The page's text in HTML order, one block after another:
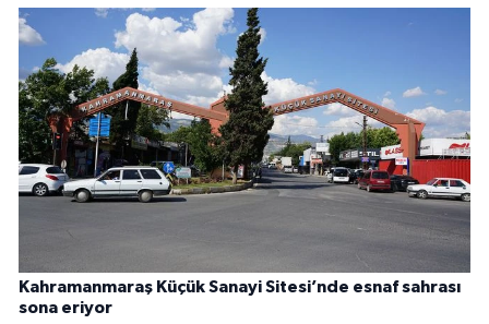
Kahramanmaraş Küçük Sanayi Sitesi’nde esnaf sahrası
sona eriyor